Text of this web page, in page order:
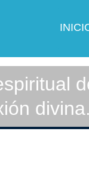
divina.